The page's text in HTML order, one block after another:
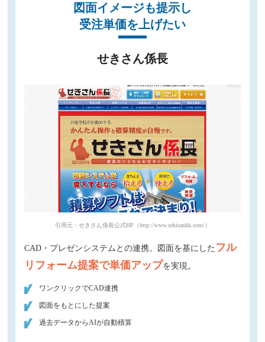
図面イメージも提示し
受注単価を上げたい
せきさん係長
引用元：せきさん係長公式HP（http://www.sekisankk.com/）
CAD・プレゼンシステムとの連携。図面を基にした フル
リフォーム提案で単価アップを実現。
ワンクリックでCAD連携
図面をもとにした提案
過去データからAIが自動積算